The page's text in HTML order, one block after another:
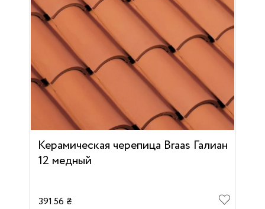
Керамическая черепица Braas Галиан
12 медный
391.56 ₴